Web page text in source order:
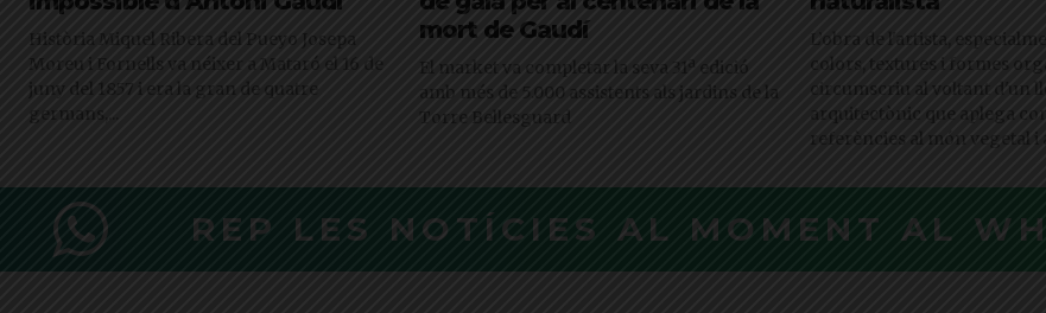
Història Miquel Ribera del Pueyo Josepa
Moreu i Fornells va néixer a Mataró el 16 de
juny del 1857 i era la gran de quatre
germans,...
mort de Gaudí
El market va completar la seva 31ª edició
amb més de 5.000 assistents als jardins de la
Torre Bellesguard
L’obra de l'artista,
colors, textures i formes
circumscriu al voltant d'un
arquitectònic que aplega
referències al món vegetal i
REP LES NOTÍCIES AL MOMENT AL